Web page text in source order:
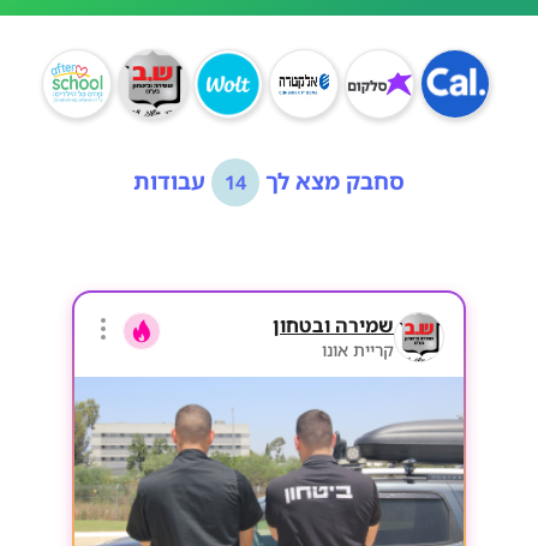
סחבק מצא לך 14 עבודות
שמירה ובטחון
קריית אונו